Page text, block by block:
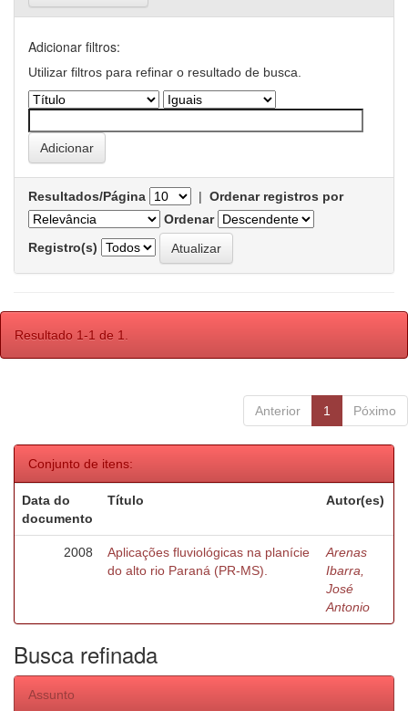
Adicionar filtros:
Utilizar filtros para refinar o resultado de busca.
Resultados/Página | Ordenar registros por
Ordenar
Registro(s)
Resultado 1-1 de 1.
Anterior 1 Póximo
Conjunto de itens:
Data do
documento
Título Autor(es)
2008
Aplicações fluviológicas na planície
do alto rio Paraná (PR-MS).
Arenas
Ibarra,
José
Antonio
Busca refinada
Assunto